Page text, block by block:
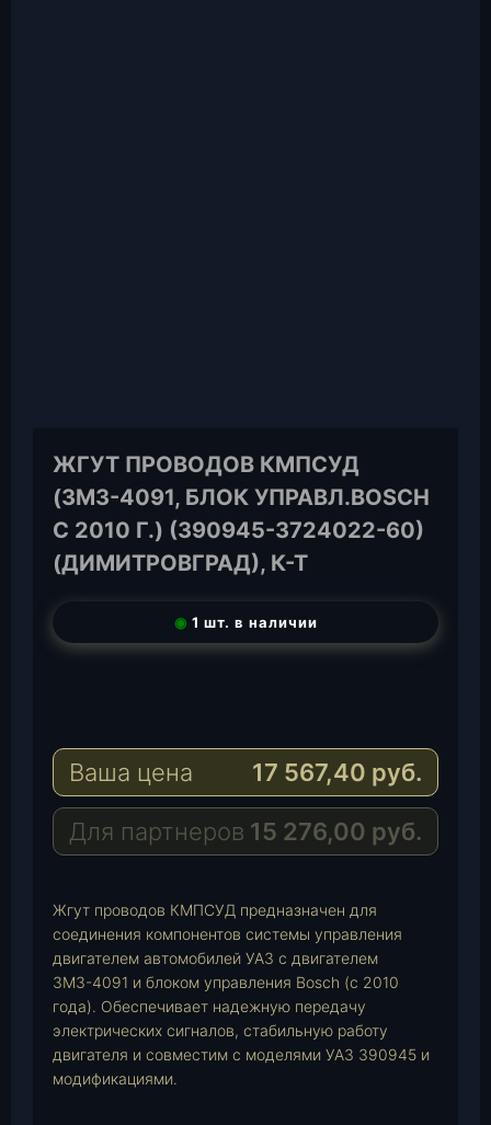
ЖГУТ ПРОВОДОВ КМПСУД
(ЗМЗ-4091, БЛОК УПРАВЛ.BOSCH
С 2010 Г.) (390945-3724022-60)
(ДИМИТРОВГРАД), К-Т
◉ 1 шт. в наличии
e
r
a
m
a
s
A
p
a
i
l
Ваша цена 17 567,40 руб.
Для партнеров 15 276,00 руб.
Жгут проводов КМПСУД предназначен для
соединения компонентов системы управления
двигателем автомобилей УАЗ с двигателем
ЗМЗ-4091 и блоком управления Bosch (с 2010
года). Обеспечивает надежную передачу
электрических сигналов, стабильную работу
двигателя и совместим с моделями УАЗ 390945 и
модификациями.